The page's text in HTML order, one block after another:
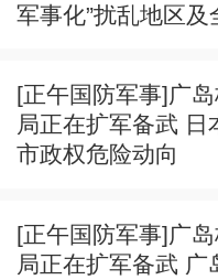
军事化”扰乱地区及
[正午国防军事]广
局正在扩军备武
市政权危险动向
[正午国防军事]广
局正在扩军备武